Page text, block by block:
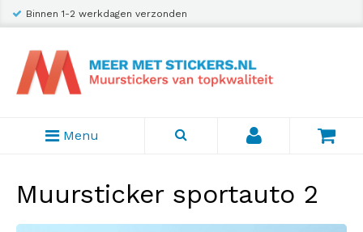
Binnen 1-2 werkdagen verzonden
Menu
Muursticker sportauto 2